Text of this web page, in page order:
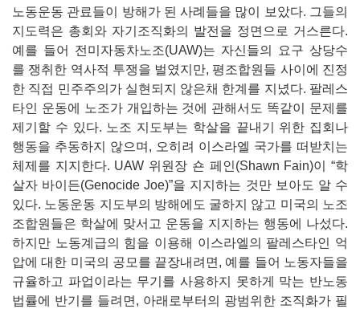
노동운동 관료들이 방해가 된 사례들을 많이 보았다. 그들의
지도력은 총회와 자기조직화의 발전을 정면으로 거스른다.
예를 들어 전미자동차노조(UAW)는 자신들의 요구 상당수
를 쟁취한 역사적 투쟁을 벌였지만, 평조합원들 사이에 진정
한 직접 민주주의가 실현되지 않은채 한계를 지녔다. 팔레스
타인 운동에 노조가 개입하는 것에 관해서도 똑같이 문제를
제기할 수 있다. 노조 지도부는 학살을 끝내기 위한 집회나
행동을 추동하지 않으며, 오히려 이스라엘 국가를 떠받치는
체제를 지지한다. UAW 위원장 숀 페인(Shawn Fain)이 “학
살자 바이든(Genocide Joe)”을 지지하는 것만 보아도 알 수
있다. 노동운동 지도부의 방해에도 굴하지 않고 미국의 노조
조합원들은 학살에 맞서고 운동을 지지하는 행동에 나섰다.
하지만 노동계급의 힘을 이용해 이스라엘의 팔레스타인 억
압에 대한 미국의 공모를 끝장내려면, 예를 들어 노동자들을
규율하고 파업이라는 무기를 사용하지 못하게 막는 반노동
법률에 반기를 들려면, 아래로부터의 광범위한 조직화가 필